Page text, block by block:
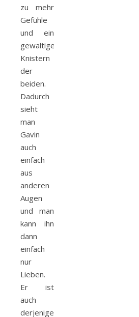
zu mehr
Gefühle
und ein
gewaltiges
Knistern
der
beiden.
Dadurch
sieht
man
Gavin
auch
einfach
aus
anderen
Augen
und man
kann ihn
dann
einfach
nur
Lieben.
Er ist
auch
derjenige